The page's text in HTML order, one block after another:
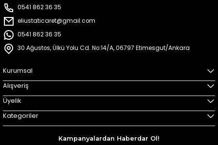
0541 862 36 35
eliustaticaret@gmail.com
0541 862 36 35
30 Ağustos, Ülkü Yolu Cd. No:14/A, 06797 Etimesgut/Ankara
Kurumsal
Alışveriş
Üyelik
Kategoriler
Kampanyalardan Haberdar Ol!